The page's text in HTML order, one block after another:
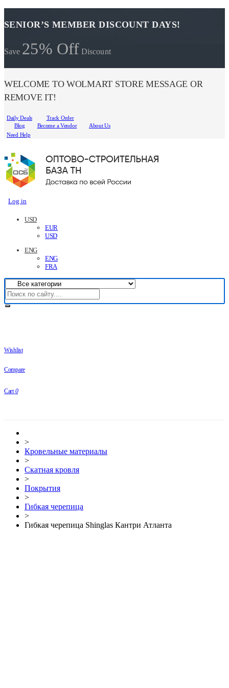
SENIOR’S MEMBER DISCOUNT DAYS!
Save 25% Off Discount
WELCOME TO WOLMART STORE MESSAGE OR
REMOVE IT!
Daily Deals
Track Order
Blog
Become a Vendor
About Us
Need Help
Log in
USD
EUR
USD
ENG
ENG
FRA
Wishlist
Compare
Cart 0
>
Кровельные материалы
>
Скатная кровля
>
Покрытия
>
Гибкая черепица
>
Гибкая черепица Shinglas Кантри Атланта